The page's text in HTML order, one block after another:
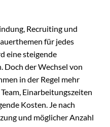
Recruiting und
für jedes
eine steigende
Doch der Wechsel von
in der Regel mehr
Einarbeitungszeiten
Kosten. Je nach
und möglicher Anzahl